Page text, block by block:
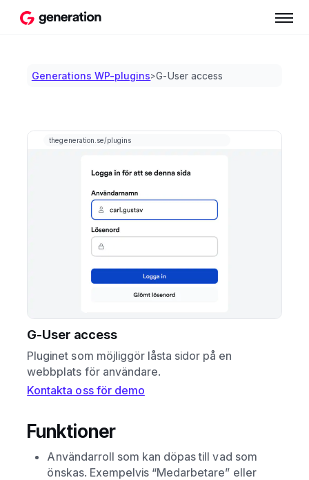
Generations WP-plugins>G-User access
G-User access
Pluginet som möjliggör låsta sidor på en
webbplats för användare.
Kontakta oss för demo
Funktioner
Användarroll som kan döpas till vad som
önskas. Exempelvis “Medarbetare” eller